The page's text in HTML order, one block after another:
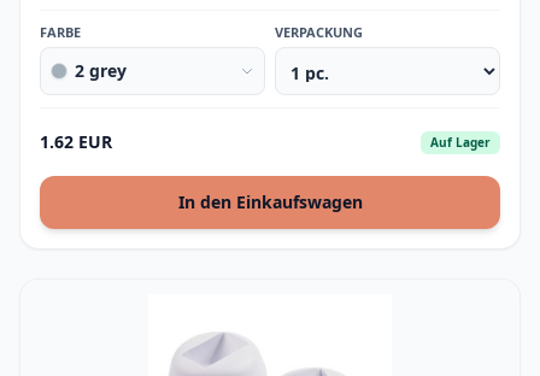
FARBE
2 grey
VERPACKUNG
1.62 EUR Auf Lager
In den Einkaufswagen